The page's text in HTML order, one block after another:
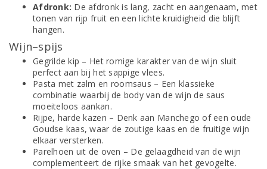
Afdronk: De afdronk is lang, zacht en aangenaam, met
tonen van rijp fruit en een lichte kruidigheid die blijft
hangen.
Wijn–spijs
Gegrilde kip – Het romige karakter van de wijn sluit
perfect aan bij het sappige vlees.
Pasta met zalm en roomsaus – Een klassieke
combinatie waarbij de body van de wijn de saus
moeiteloos aankan.
Rijpe, harde kazen – Denk aan Manchego of een oude
Goudse kaas, waar de zoutige kaas en de fruitige wijn
elkaar versterken.
Parelhoen uit de oven – De gelaagdheid van de wijn
complementeert de rijke smaak van het gevogelte.